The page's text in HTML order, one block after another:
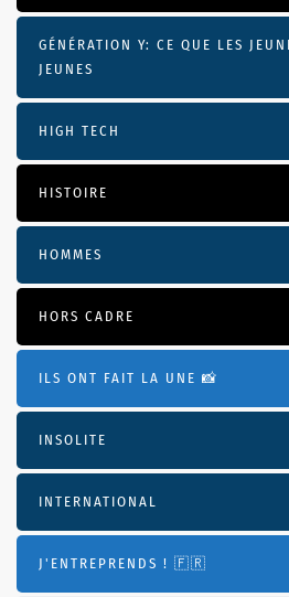
GÉNÉRATION Y: CE QUE LES
JEUNES
HIGH TECH
HISTOIRE
HOMMES
HORS CADRE
ILS ONT FAIT LA UNE 📸
INSOLITE
INTERNATIONAL
J'ENTREPRENDS ! 🇫🇷